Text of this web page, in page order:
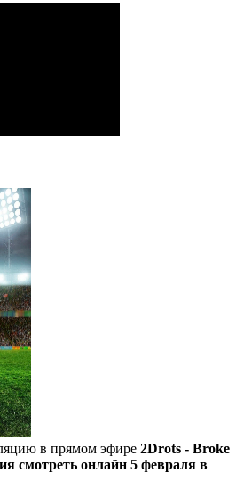
в прямом эфире 2Drots - Broke
смотреть онлайн 5 февраля в